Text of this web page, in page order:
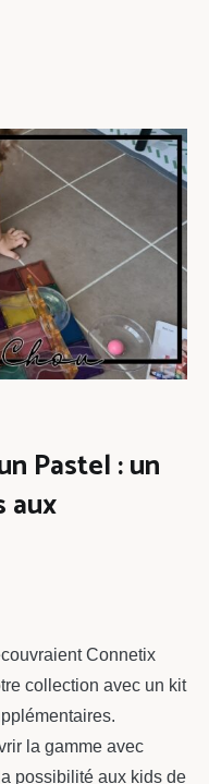
Pastel : un
aux
Connetix
collection avec un kit
la gamme avec
possibilité aux kids de